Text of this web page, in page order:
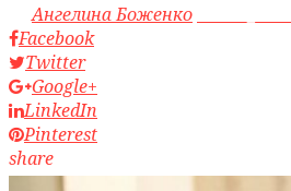
byАнгелина Боженко
Facebook
Twitter
Google+
LinkedIn
Pinterest
share